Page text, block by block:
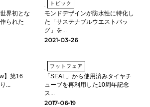
界初とな
られた
トピック
モンドデザインが防水性に特化し
た「サステナブルウエストバッ
グ」を...
2021-03-26
】第16
...
フットフェア
「SEAL」から使用済みタイヤチ
ューブを再利用した10周年記念
ス...
2017-06-19